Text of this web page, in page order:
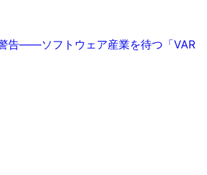
告——ソフトウェア産業を待つ「VAR